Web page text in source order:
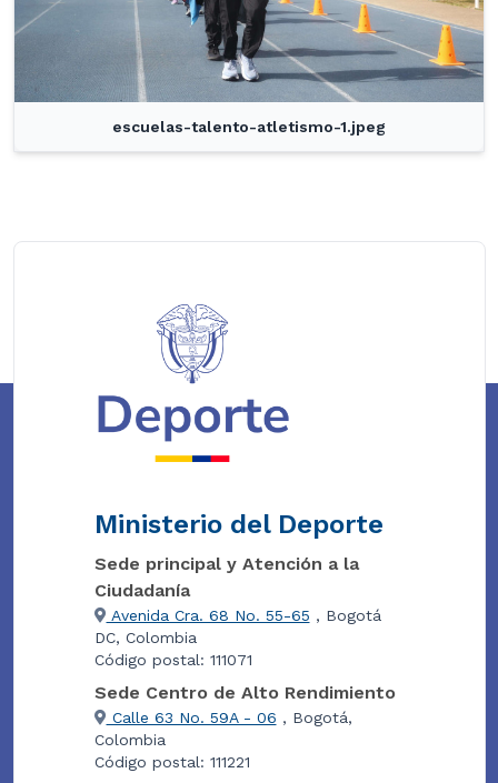
escuelas-talento-atletismo-1.jpeg
Ministerio del Deporte
Sede principal y Atención a la
Ciudadanía
Avenida Cra. 68 No. 55-65 , Bogotá
DC, Colombia
Código postal: 111071
Sede Centro de Alto Rendimiento
Calle 63 No. 59A - 06 , Bogotá,
Colombia
Código postal: 111221